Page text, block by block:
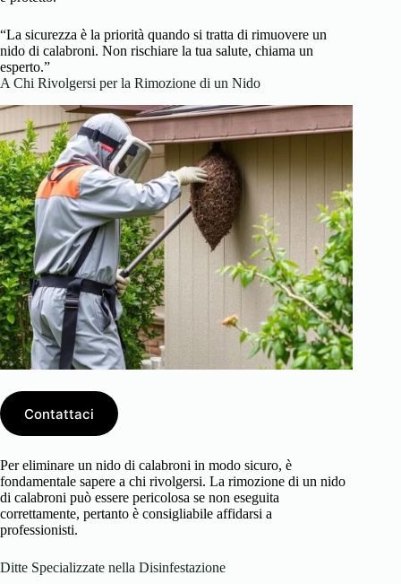
“La sicurezza è la priorità quando si tratta di rimuovere un
nido di calabroni. Non rischiare la tua salute, chiama un
esperto.”
A Chi Rivolgersi per la Rimozione di un Nido
Contattaci
Per eliminare un nido di calabroni in modo sicuro, è
fondamentale sapere a chi rivolgersi. La rimozione di un nido
di calabroni può essere pericolosa se non eseguita
correttamente, pertanto è consigliabile affidarsi a
professionisti.
Ditte Specializzate nella Disinfestazione